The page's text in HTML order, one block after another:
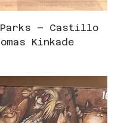
Parks – Castillo
Kinkade